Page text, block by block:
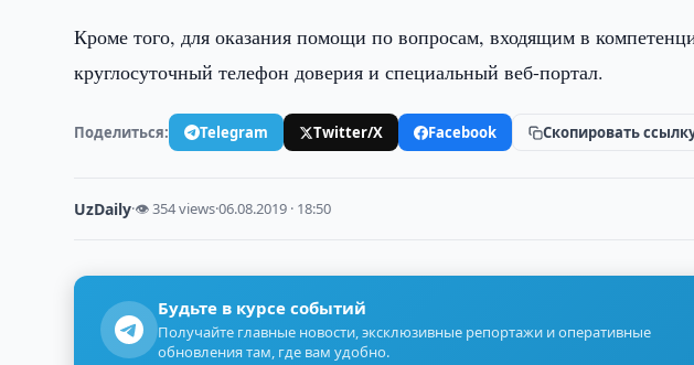
Кроме того, для оказания помощи по вопросам, входящим в
круглосуточный телефон доверия и специальный веб-портал.
Поделиться: Telegram Twitter/X Facebook Скопировать
UzDaily·👁 354 views·06.08.2019 · 18:50
Будьте в курсе событий
Получайте главные новости, эксклюзивные репортажи и оперативные
обновления там, где вам удобно.